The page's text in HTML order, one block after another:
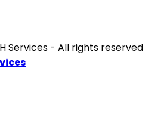
Services - All rights reserved